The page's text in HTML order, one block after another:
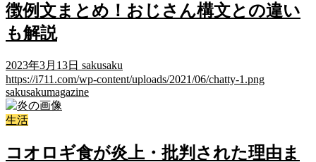
徴例文まとめ！おじさん構文との違い
も解説
2023年3月13日 sakusaku
https://i711.com/wp-content/uploads/2021/06/chatty-1.png
sakusakumagazine
生活
コオロギ食が炎上・批判された理由ま